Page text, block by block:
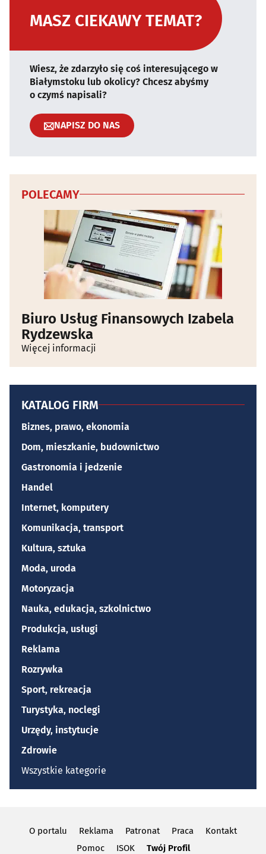
MASZ CIEKAWY TEMAT?
Wiesz, że zdarzyło się coś interesującego w
Białymstoku lub okolicy? Chcesz abyśmy
o czymś napisali?
NAPISZ DO NAS
POLECAMY
Biuro Usług Finansowych Izabela
Rydzewska
Więcej informacji
KATALOG FIRM
Biznes, prawo, ekonomia
Dom, mieszkanie, budownictwo
Gastronomia i jedzenie
Handel
Internet, komputery
Komunikacja, transport
Kultura, sztuka
Moda, uroda
Motoryzacja
Nauka, edukacja, szkolnictwo
Produkcja, usługi
Reklama
Rozrywka
Sport, rekreacja
Turystyka, noclegi
Urzędy, instytucje
Zdrowie
Wszystkie kategorie
O portalu Reklama Patronat Praca
Kontakt
Pomoc
ISOK Twój Profil